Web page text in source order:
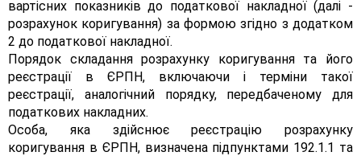
вартісних показників до податкової накладної (далі -
розрахунок коригування) за формою згідно з додатком
2 до податкової накладної.
Порядок складання розрахунку коригування та його
реєстрації в ЄРПН, включаючи і терміни такої
реєстрації, аналогічний порядку, передбаченому для
податкових накладних.
Особа, яка здійснює реєстрацію розрахунку
коригування в ЄРПН, визначена підпунктами 192.1.1 та